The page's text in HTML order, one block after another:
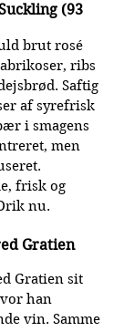
(93
brut rosé
ribs
Saftig
af syrefrisk
i smagens
men
frisk og
nu.
Gratien
Gratien sit
han
vin. Samme